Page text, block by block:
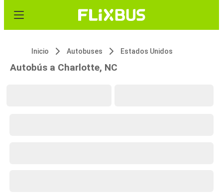
Inicio Autobuses Estados Unidos
Autobús a Charlotte, NC